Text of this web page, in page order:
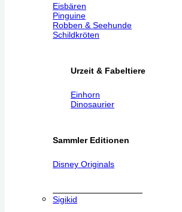
Eisbären
Pinguine
Robben & Seehunde
Schildkröten
Urzeit & Fabeltiere
Einhorn
Dinosaurier
Sammler Editionen
Disney Originals
Sigikid